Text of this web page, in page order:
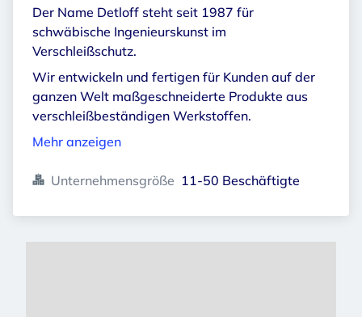
Der Name Detloff steht seit 1987 für
schwäbische Ingenieurskunst im
Verschleißschutz.
Wir entwickeln und fertigen für Kunden auf der
ganzen Welt maßgeschneiderte Produkte aus
verschleißbeständigen Werkstoffen.
Mehr anzeigen
Unternehmensgröße 11-50 Beschäftigte